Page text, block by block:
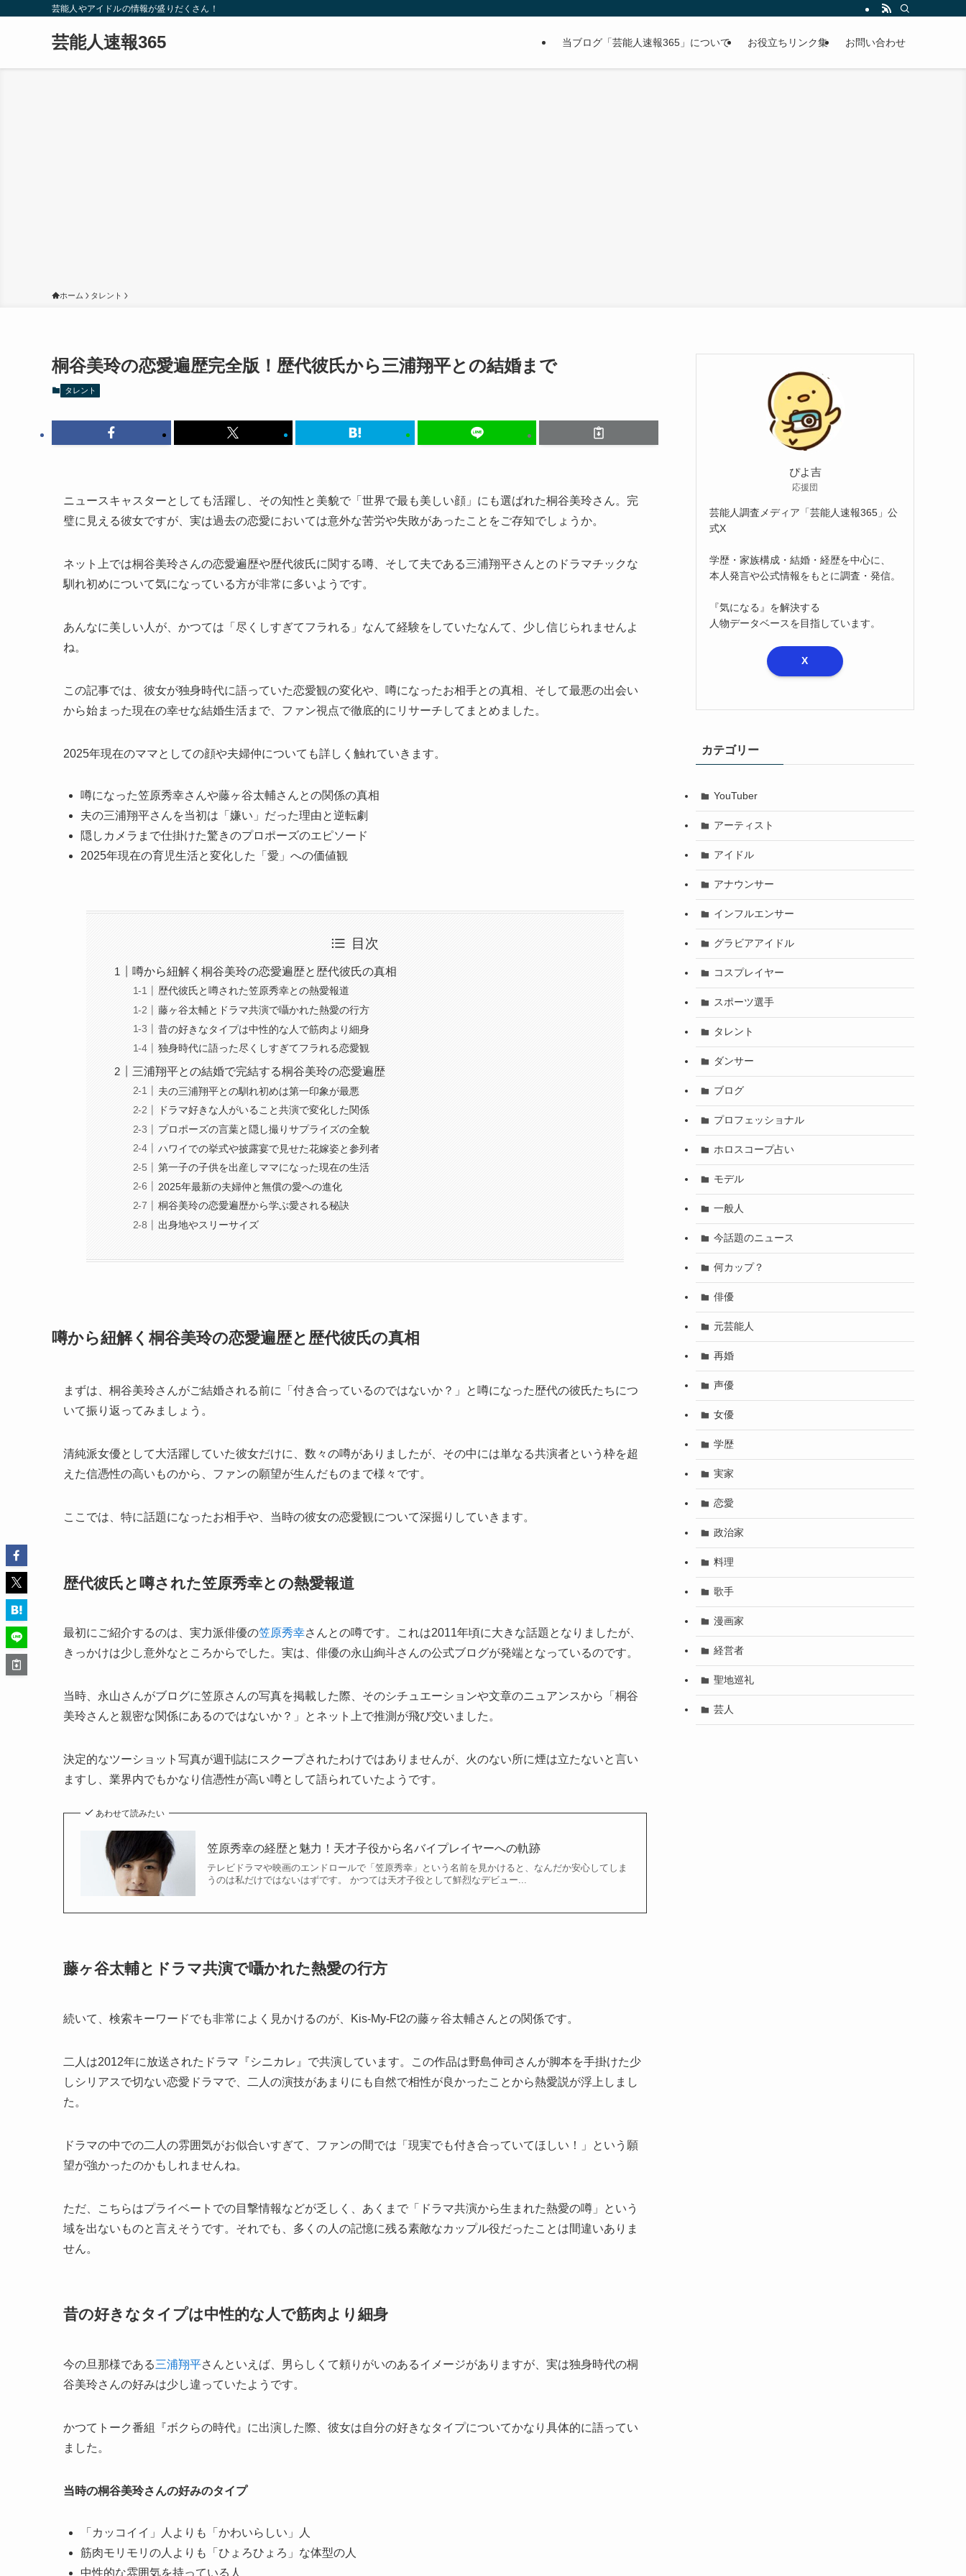
芸能人やアイドルの情報が盛りだくさん！
芸能人速報365 当ブログ「芸能人速報365」について お役立ちリンク集 お問い合わせ
ホーム タレント
桐谷美玲の恋愛遍歴完全版！歴代彼氏から三浦翔平との結婚まで
タレント
ニュースキャスターとしても活躍し、その知性と美貌で「世界で最も美しい顔」にも選ばれた桐谷美玲さん。完
璧に見える彼女ですが、実は過去の恋愛においては意外な苦労や失敗があったことをご存知でしょうか。
ネット上では桐谷美玲さんの恋愛遍歴や歴代彼氏に関する噂、そして夫である三浦翔平さんとのドラマチックな
馴れ初めについて気になっている方が非常に多いようです。
あんなに美しい人が、かつては「尽くしすぎてフラれる」なんて経験をしていたなんて、少し信じられませんよ
ね。
この記事では、彼女が独身時代に語っていた恋愛観の変化や、噂になったお相手との真相、そして最悪の出会い
から始まった現在の幸せな結婚生活まで、ファン視点で徹底的にリサーチしてまとめました。
2025年現在のママとしての顔や夫婦仲についても詳しく触れていきます。
噂になった笠原秀幸さんや藤ヶ谷太輔さんとの関係の真相
夫の三浦翔平さんを当初は「嫌い」だった理由と逆転劇
隠しカメラまで仕掛けた驚きのプロポーズのエピソード
2025年現在の育児生活と変化した「愛」への価値観
目次
噂から紐解く桐谷美玲の恋愛遍歴と歴代彼氏の真相
歴代彼氏と噂された笠原秀幸との熱愛報道
藤ヶ谷太輔とドラマ共演で囁かれた熱愛の行方
昔の好きなタイプは中性的な人で筋肉より細身
独身時代に語った尽くしすぎてフラれる恋愛観
三浦翔平との結婚で完結する桐谷美玲の恋愛遍歴
夫の三浦翔平との馴れ初めは第一印象が最悪
ドラマ好きな人がいること共演で変化した関係
プロポーズの言葉と隠し撮りサプライズの全貌
ハワイでの挙式や披露宴で見せた花嫁姿と参列者
第一子の子供を出産しママになった現在の生活
2025年最新の夫婦仲と無償の愛への進化
桐谷美玲の恋愛遍歴から学ぶ愛される秘訣
出身地やスリーサイズ
噂から紐解く桐谷美玲の恋愛遍歴と歴代彼氏の真相
まずは、桐谷美玲さんがご結婚される前に「付き合っているのではないか？」と噂になった歴代の彼氏たちにつ
いて振り返ってみましょう。
清純派女優として大活躍していた彼女だけに、数々の噂がありましたが、その中には単なる共演者という枠を超
えた信憑性の高いものから、ファンの願望が生んだものまで様々です。
ここでは、特に話題になったお相手や、当時の彼女の恋愛観について深掘りしていきます。
歴代彼氏と噂された笠原秀幸との熱愛報道
最初にご紹介するのは、実力派俳優の笠原秀幸さんとの噂です。これは2011年頃に大きな話題となりましたが、
きっかけは少し意外なところからでした。実は、俳優の永山絢斗さんの公式ブログが発端となっているのです。
当時、永山さんがブログに笠原さんの写真を掲載した際、そのシチュエーションや文章のニュアンスから「桐谷
美玲さんと親密な関係にあるのではないか？」とネット上で推測が飛び交いました。
決定的なツーショット写真が週刊誌にスクープされたわけではありませんが、火のない所に煙は立たないと言い
ますし、業界内でもかなり信憑性が高い噂として語られていたようです。
あわせて読みたい
笠原秀幸の経歴と魅力！天才子役から名バイプレイヤーへの軌跡
テレビドラマや映画のエンドロールで「笠原秀幸」という名前を見かけると、なんだか安心してしま
うのは私だけではないはずです。 かつては天才子役として鮮烈なデビュー...
藤ヶ谷太輔とドラマ共演で囁かれた熱愛の行方
続いて、検索キーワードでも非常によく見かけるのが、Kis-My-Ft2の藤ヶ谷太輔さんとの関係です。
二人は2012年に放送されたドラマ『シニカレ』で共演しています。この作品は野島伸司さんが脚本を手掛けた少
しシリアスで切ない恋愛ドラマで、二人の演技があまりにも自然で相性が良かったことから熱愛説が浮上しまし
た。
ドラマの中での二人の雰囲気がお似合いすぎて、ファンの間では「現実でも付き合っていてほしい！」という願
望が強かったのかもしれませんね。
ただ、こちらはプライベートでの目撃情報などが乏しく、あくまで「ドラマ共演から生まれた熱愛の噂」という
域を出ないものと言えそうです。それでも、多くの人の記憶に残る素敵なカップル役だったことは間違いありま
せん。
昔の好きなタイプは中性的な人で筋肉より細身
今の旦那様である三浦翔平さんといえば、男らしくて頼りがいのあるイメージがありますが、実は独身時代の桐
谷美玲さんの好みは少し違っていたようです。
かつてトーク番組『ボクらの時代』に出演した際、彼女は自分の好きなタイプについてかなり具体的に語ってい
ました。
当時の桐谷美玲さんの好みのタイプ
「カッコイイ」人よりも「かわいらしい」人
筋肉モリモリの人よりも「ひょろひょろ」な体型の人
中性的な雰囲気を持っている人
ぴよ吉
応援団
芸能人調査メディア「芸能人速報365」公
式X
学歴・家族構成・結婚・経歴を中心に、
本人発言や公式情報をもとに調査・発信。
『気になる』を解決する
人物データベースを目指しています。
X
カテゴリー
YouTuber
アーティスト
アイドル
アナウンサー
インフルエンサー
グラビアアイドル
コスプレイヤー
スポーツ選手
タレント
ダンサー
ブログ
プロフェッショナル
ホロスコープ占い
モデル
一般人
今話題のニュース
何カップ？
俳優
元芸能人
再婚
声優
女優
学歴
実家
恋愛
政治家
料理
歌手
漫画家
経営者
聖地巡礼
芸人